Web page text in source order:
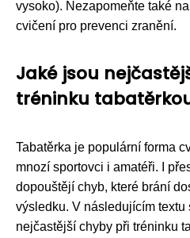
vysoko). Nezapomeňte také
cvičení pro prevenci zranění.
Jaké jsou
tréninku
Tabatěrka je populární forma
mnozí sportovci i amatéři. I
dopouštějí chyb, které brání
výsledku. V následujícím textu
nejčastější chyby při tréninku